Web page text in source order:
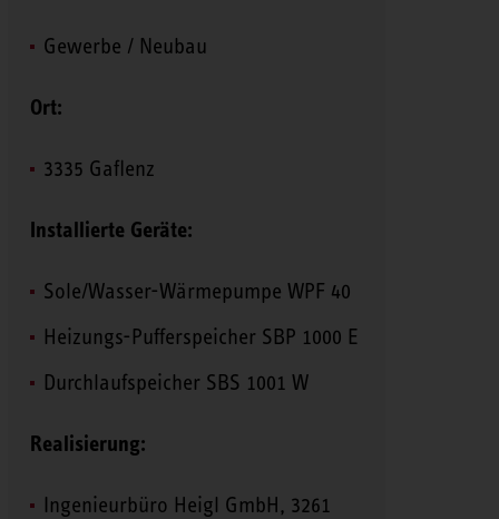
Gewerbe / Neubau
Ort:
3335 Gaflenz
Installierte Geräte:
Sole/Wasser-Wärmepumpe WPF 40
Heizungs-Pufferspeicher SBP 1000 E
Durchlaufspeicher SBS 1001 W
Realisierung:
Ingenieurbüro Heigl GmbH, 3261